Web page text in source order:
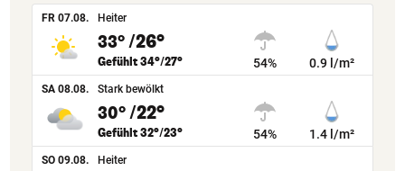
FR 07.08. Heiter
33°/26°
Gefühlt 34°/27° 54% 0.9 l/m²
SA 08.08. Stark bewölkt
30°/22°
Gefühlt 32°/23° 54% 1.4 l/m²
SO 09.08. Heiter